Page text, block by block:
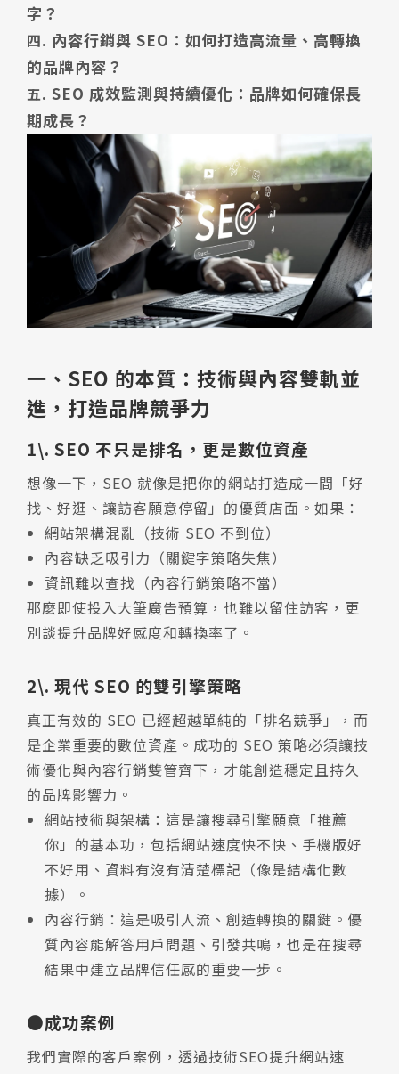
字？
內容行銷與 SEO：如何打造高流量、高轉換
的品牌內容？
SEO 成效監測與持續優化：品牌如何確保長
期成長？
一、SEO 的本質：技術與內容雙軌並
進，打造品牌競爭力
1\. SEO 不只是排名，更是數位資產
想像一下，SEO 就像是把你的網站打造成一間「好
找、好逛、讓訪客願意停留」的優質店面。如果：
網站架構混亂（技術 SEO 不到位）
內容缺乏吸引力（關鍵字策略失焦）
資訊難以查找（內容行銷策略不當）
那麼即使投入大筆廣告預算，也難以留住訪客，更
別談提升品牌好感度和轉換率了。
2\. 現代 SEO 的雙引擎策略
真正有效的 SEO 已經超越單純的「排名競爭」，而
是企業重要的數位資產。成功的 SEO 策略必須讓技
術優化與內容行銷雙管齊下，才能創造穩定且持久
的品牌影響力。
網站技術與架構：這是讓搜尋引擎願意「推薦
你」的基本功，包括網站速度快不快、手機版好
不好用、資料有沒有清楚標記（像是結構化數
據）。
內容行銷：這是吸引人流、創造轉換的關鍵。優
質內容能解答用戶問題、引發共鳴，也是在搜尋
結果中建立品牌信任感的重要一步。
●成功案例
我們實際的客戶案例，透過技術SEO提升網站速